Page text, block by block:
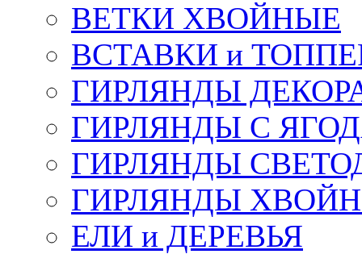
ВЕТКИ ХВОЙНЫЕ
ВСТАВКИ и
ГИРЛЯНДЫ
ГИРЛЯНДЫ С
ГИРЛЯНДЫ
ГИРЛЯНДЫ
ЕЛИ и ДЕРЕВЬЯ